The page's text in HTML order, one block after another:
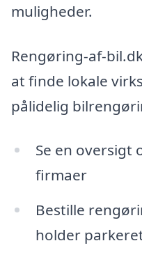
muligheder.
Rengøring-af-
at finde lokale
pålidelig
Se en
firmaer
Bestille
holder